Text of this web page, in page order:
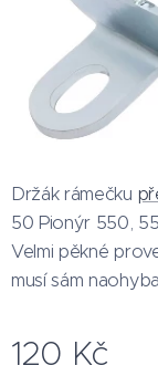
Držák rámečku
50 Pionýr 550,
Velmi pěkné
musí sám
120 Kč